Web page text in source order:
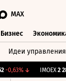
MAX
Бизнес
Идеи управления
-0,63%↓ IMOEX 2